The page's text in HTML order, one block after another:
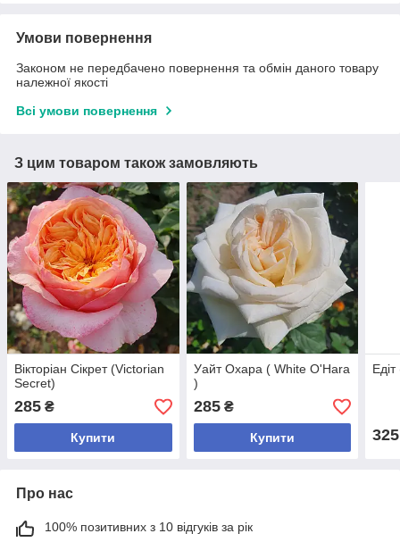
Умови повернення
Законом не передбачено повернення та обмін даного товару
належної якості
Всі умови повернення
З цим товаром також замовляють
Вікторіан Сікрет (Victorian
Secret)
285 ₴
Купити
Уайт Охара ( White O'Harа
)
285₴
Купити 325
Про нас
100% позитивних з 10 відгуків за рік